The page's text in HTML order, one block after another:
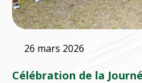
26 mars 2026
Célébration de la